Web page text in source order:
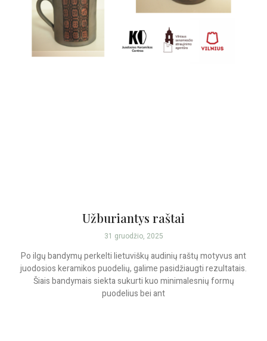
Užburiantys raštai
31 gruodžio, 2025
Po ilgų bandymų perkelti lietuviškų audinių raštų motyvus ant
juodosios keramikos puodelių, galime pasidžiaugti rezultatais.
Šiais bandymais siekta sukurti kuo minimalesnių formų
puodelius bei ant